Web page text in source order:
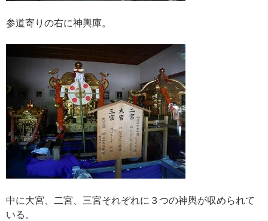
参道寄りの右に神輿庫。
中に大宮、二宮、三宮それぞれに３つの神輿が収められて
いる。